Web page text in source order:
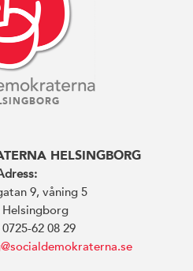
HELSINGBORG
9, våning 5
Helsingborg
0725-62 08 29